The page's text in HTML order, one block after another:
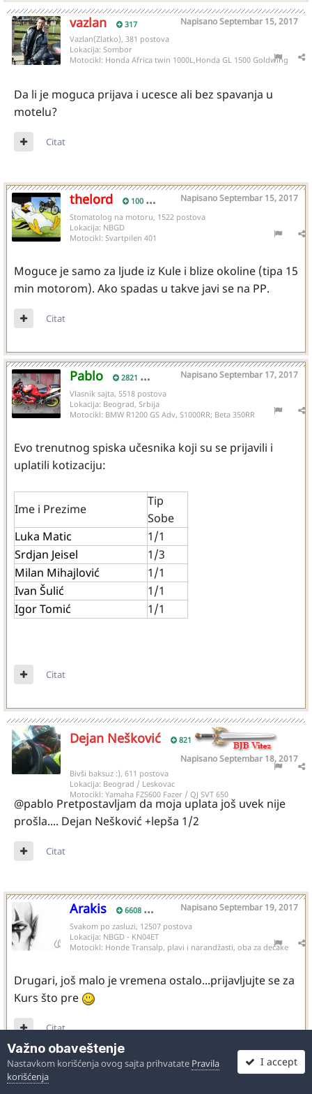
vazlan 317 NapisanoSeptembar 15, 2017
Vazlan(Zlatko), 381 postova
Lokacija: Sombor
Motocikl: Honda Africa twin 1000L,Honda GL 1500 Goldwing
Da li je moguca prijava i ucesce ali bez spavanja u
motelu?
Citat
thelord 100 NapisanoSeptembar 15, 2017
Stomatolog na motoru, 1522 postova
Lokacija: NBGD
Motocikl: Svartpilen 401
Moguce je samo za ljude iz Kule i blize okoline (tipa 15
min motorom). Ako spadas u takve javi se na PP.
Citat
Pablo 2821 NapisanoSeptembar 17, 2017
Vlasnik sajta, 5518 postova
Lokacija: Beograd, Srbija
Motocikl: BMW R1200 GS Adv, S1000RR; Beta 350RR
Evo trenutnog spiska učesnika koji su se prijavili i
uplatili kotizaciju:
Ime i Prezime
Tip
Sobe
Luka Matic
1/1
Srdjan Jeisel
1/3
Milan Mihajlović
1/1
Ivan Šulić
1/1
Igor Tomić
1/1
Citat
Dejan Nešković 821
NapisanoSeptembar 18, 2017
Bivši baksuz :), 611 postova
Lokacija: Beograd / Leskovac
Motocikl: Yamaha FZS600 Fazer / QJ SVT 650
@pablo Pretpostavljam da moja uplata još uvek nije
prošla.... Dejan Nešković +lepša 1/2
Citat
Arakis 6608 NapisanoSeptembar 19, 2017
Svakom po zasluzi, 12507 postova
Lokacija: NBGD - KN04ET
Motocikl: Honde Transalp, plavi i narandžasti, oba za dečake
Drugari, još malo je vremena ostalo...prijavljujte se za
Kurs što pre
Citat
Važno obaveštenje
Nastavkom korišćenja ovog sajta prihvatate Pravila
korišćenja
I accept